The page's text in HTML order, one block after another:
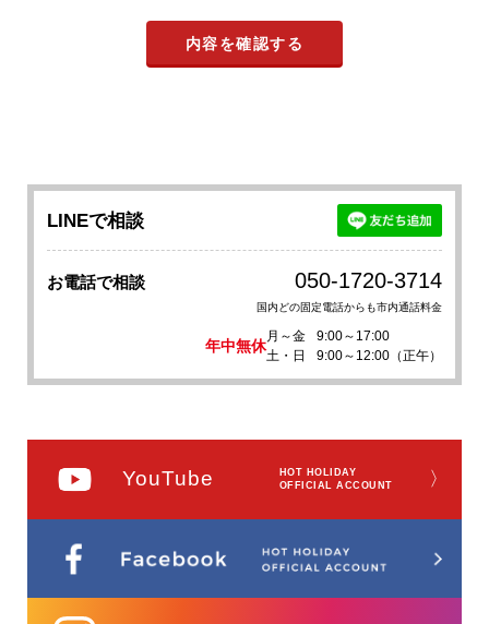
LINEで相談
お電話で相談 050-1720-3714
国内どの固定電話からも市内通話料金
年中無休
月～金
9:00～17:00
土・日
9:00～12:00（正午）
YouTube
HOT HOLIDAY
OFFICIAL ACCOUNT
〉